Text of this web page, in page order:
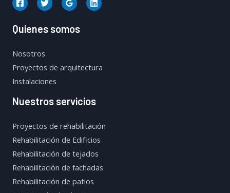
Quienes somos
Nosotros
Proyectos de arquitectura
Instalaciones
Nuestros servicios
Proyectos de rehabilitación
Rehabilitación de Edificios
Rehabilitación de tejados
Rehabilitación de fachadas
Rehabilitación de patios